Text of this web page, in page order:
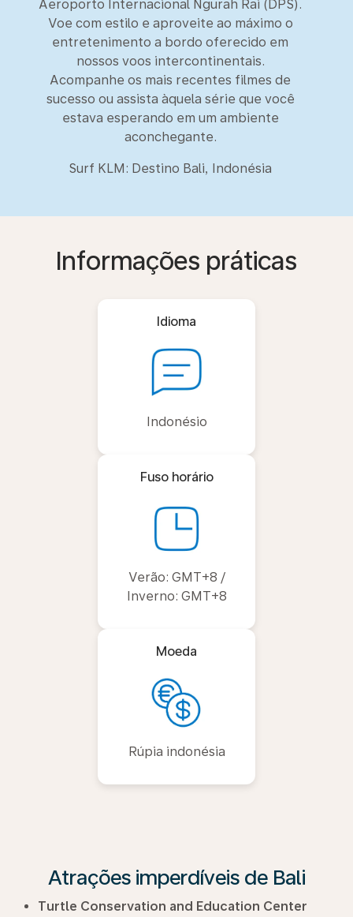
Aeroporto Internacional Ngurah Rai (DPS).
Voe com estilo e aproveite ao máximo o
entretenimento a bordo oferecido em
nossos voos intercontinentais.
Acompanhe os mais recentes filmes de
sucesso ou assista àquela série que você
estava esperando em um ambiente
aconchegante.
Surf KLM: Destino Bali, Indonésia
Informações práticas
Idioma
Indonésio
Fuso horário
Verão: GMT+8 /
Inverno: GMT+8
Moeda
Rúpia indonésia
Atrações imperdíveis de Bali
Turtle Conservation and Education Center